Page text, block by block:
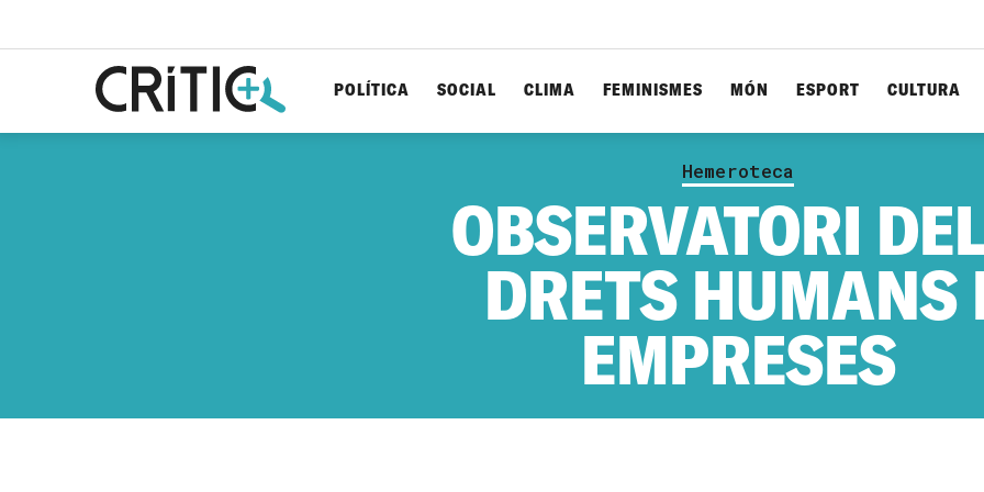
POLÍTICA SOCIAL CLIMA FEMINISMES MÓN ESPORT CULTURA
Hemeroteca
OBSERVATORI
DRETS HUMANS
EMPRESES